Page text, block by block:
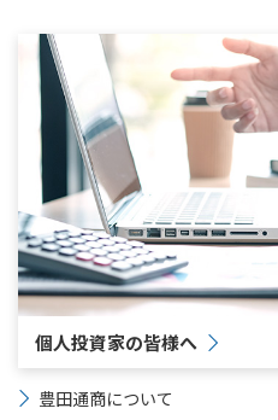
個人投資家の皆様へ
豊田通商について